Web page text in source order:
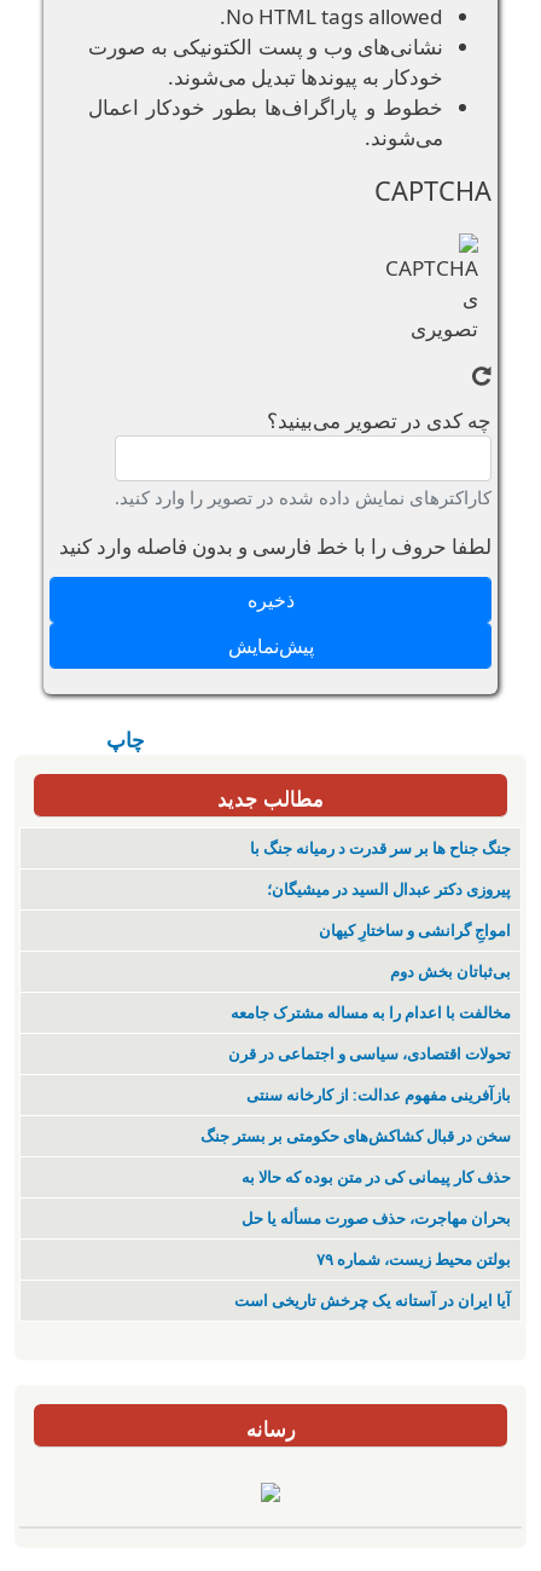
No HTML tags allowed.
نشانی‌های وب و پست الکتونیکی به صورت
خودکار به پیوند‌ها تبدیل می‌شوند.
خطوط و پاراگراف‌ها بطور خودکار اعمال
می‌شوند.
CAPTCHA
چه کدی در تصویر می‌بینید؟
کاراکترهای نمایش داده شده در تصویر را وارد کنید.
لطفا حروف را با خط فارسی و بدون فاصله وارد کنید
چاپ
مطالب جدید
جنگ جناح ها بر سر قدرت د رمیانە جنگ با
پیروزی دکتر عبدال السید در میشیگان؛
‌امواجِ گرانشی و ساختارِ کیهان
بی‌ثباتان بخش دوم
مخالفت با اعدام را به مساله مشترک جامعه
تحولات اقتصادی، سیاسی و اجتماعی در قرن
بازآفرینی مفهوم عدالت: از کارخانه سنتی
سخن در قبال کشاکش‌های حکومتی بر بستر جنگ
حذف کار پیمانی کی در متن بودە کە حالا بە
بحران مهاجرت‌، حذف صورت مسأله یا حل
بولتن محیط زیست، شماره ۷۹
آیا ایران در آستانه یک چرخش تاریخی است
رسانه